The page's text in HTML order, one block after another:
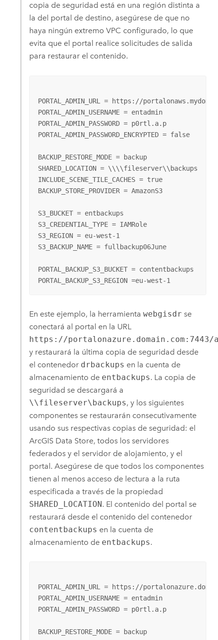
copia de seguridad está en una región distinta a
la del portal de destino, asegúrese de que no
haya ningún extremo VPC configurado, lo que
evita que el portal realice solicitudes de salida
para restaurar el contenido.
PORTAL_ADMIN_URL = https://
PORTAL_ADMIN_USERNAME = entadmin
PORTAL_ADMIN_PASSWORD = p0rtl.a.p
PORTAL_ADMIN_PASSWORD_ENCRYPTED = false
BACKUP_RESTORE_MODE = backup
SHARED_LOCATION = \\\\fileserver\\backups
INCLUDE_SCENE_TILE_CACHES = true
BACKUP_STORE_PROVIDER = AmazonS3
S3_BUCKET = entbackups
S3_CREDENTIAL_TYPE = IAMRole
S3_REGION = eu-west-1
S3_BACKUP_NAME = fullbackup06June
PORTAL_BACKUP_S3_BUCKET = contentbackups
PORTAL_BACKUP_S3_REGION =eu-west-1
En este ejemplo, la herramienta webgisdr se
conectará al portal en la URL
https://portalonazure.domain.com:7443/
y restaurará la última copia de seguridad desde
el contenedor drbackups en la cuenta de
almacenamiento de entbackups. La copia de
seguridad se descargará a
\\fileserver\backups, y los siguientes
componentes se restaurarán consecutivamente
usando sus respectivas copias de seguridad: el
ArcGIS Data Store, todos los servidores
federados y el servidor de alojamiento, y el
portal. Asegúrese de que todos los componentes
tienen al menos acceso de lectura a la ruta
especificada a través de la propiedad
SHARED_LOCATION. El contenido del portal se
restaurará desde el contenido del contenedor
contentbackups en la cuenta de
almacenamiento de entbackups.
PORTAL_ADMIN_URL = https://
PORTAL_ADMIN_USERNAME = entadmin
PORTAL_ADMIN_PASSWORD = p0rtl.a.p
BACKUP_RESTORE_MODE = backup